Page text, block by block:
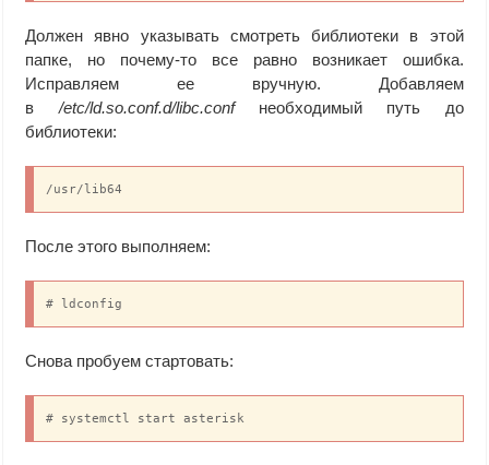
Должен явно указывать смотреть библиотеки в этой
папке, но почему-то все равно возникает ошибка.
Исправляем ее вручную. Добавляем
в/etc/ld.so.conf.d/libc.confнеобходимый путь до
библиотеки:
/usr/lib64
После этого выполняем:
# ldconfig
Снова пробуем стартовать:
# systemctl start asterisk